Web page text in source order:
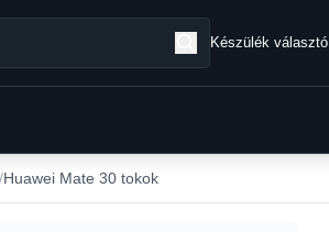
Készülék választó
Huawei Mate 30 tokok